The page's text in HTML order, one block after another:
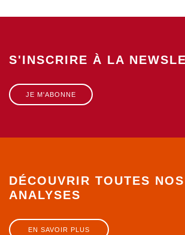
S'INSCRIRE À LA
JE M'ABONNE
DÉCOUVRIR TOUTES NOS
ANALYSES
EN SAVOIR PLUS